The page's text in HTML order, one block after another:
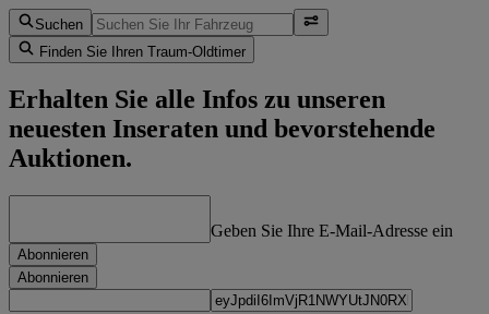
Suchen
Finden Sie Ihren Traum-Oldtimer
Erhalten Sie alle Infos zu unseren
neuesten Inseraten und bevorstehende
Auktionen.
Geben Sie Ihre E-Mail-Adresse ein
Abonnieren
Abonnieren